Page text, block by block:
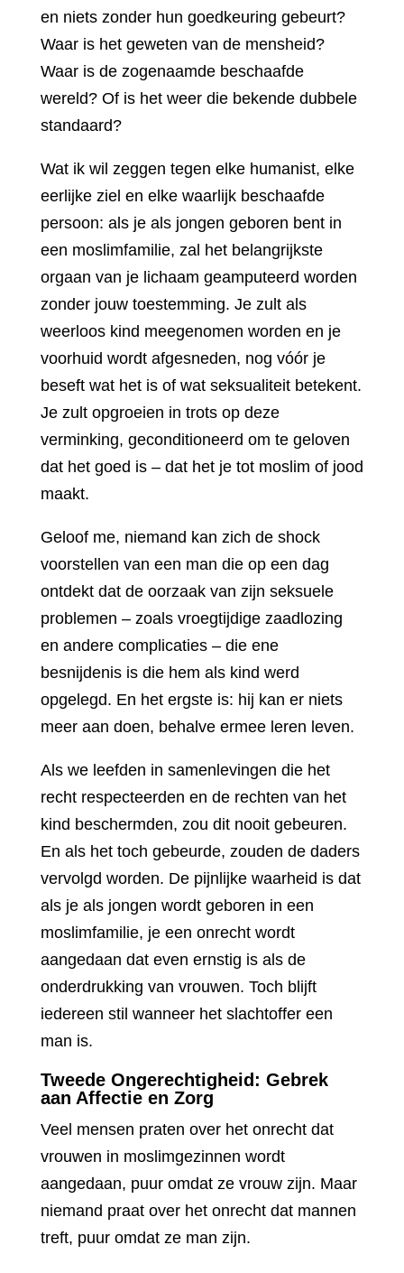
en niets zonder hun goedkeuring gebeurt?
Waar is het geweten van de mensheid?
Waar is de zogenaamde beschaafde
wereld? Of is het weer die bekende dubbele
standaard?
Wat ik wil zeggen tegen elke humanist, elke
eerlijke ziel en elke waarlijk beschaafde
persoon: als je als jongen geboren bent in
een moslimfamilie, zal het belangrijkste
orgaan van je lichaam geamputeerd worden
zonder jouw toestemming. Je zult als
weerloos kind meegenomen worden en je
voorhuid wordt afgesneden, nog vóór je
beseft wat het is of wat seksualiteit betekent.
Je zult opgroeien in trots op deze
verminking, geconditioneerd om te geloven
dat het goed is – dat het je tot moslim of jood
maakt.
Geloof me, niemand kan zich de shock
voorstellen van een man die op een dag
ontdekt dat de oorzaak van zijn seksuele
problemen – zoals vroegtijdige zaadlozing
en andere complicaties – die ene
besnijdenis is die hem als kind werd
opgelegd. En het ergste is: hij kan er niets
meer aan doen, behalve ermee leren leven.
Als we leefden in samenlevingen die het
recht respecteerden en de rechten van het
kind beschermden, zou dit nooit gebeuren.
En als het toch gebeurde, zouden de daders
vervolgd worden. De pijnlijke waarheid is dat
als je als jongen wordt geboren in een
moslimfamilie, je een onrecht wordt
aangedaan dat even ernstig is als de
onderdrukking van vrouwen. Toch blijft
iedereen stil wanneer het slachtoffer een
man is.
Tweede Ongerechtigheid: Gebrek
aan Affectie en Zorg
Veel mensen praten over het onrecht dat
vrouwen in moslimgezinnen wordt
aangedaan, puur omdat ze vrouw zijn. Maar
niemand praat over het onrecht dat mannen
treft, puur omdat ze man zijn.